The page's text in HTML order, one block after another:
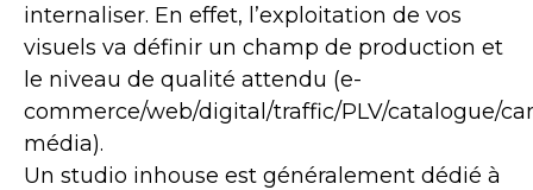
internaliser. En effet, l’exploitation de vos
visuels va définir un champ de production et
le niveau de qualité attendu (e-
commerce/web/digital/traffic/PLV/catalogue/
média).
Un studio inhouse est généralement dédié à